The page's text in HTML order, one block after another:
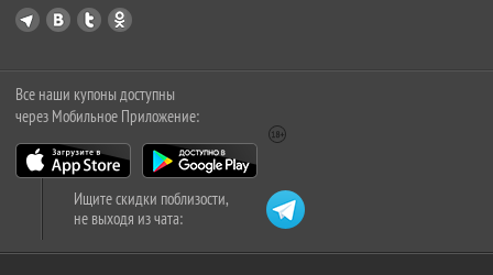
Все наши купоны доступны
через Мобильное Приложение:
Ищите скидки поблизости,
не выходя из чата: